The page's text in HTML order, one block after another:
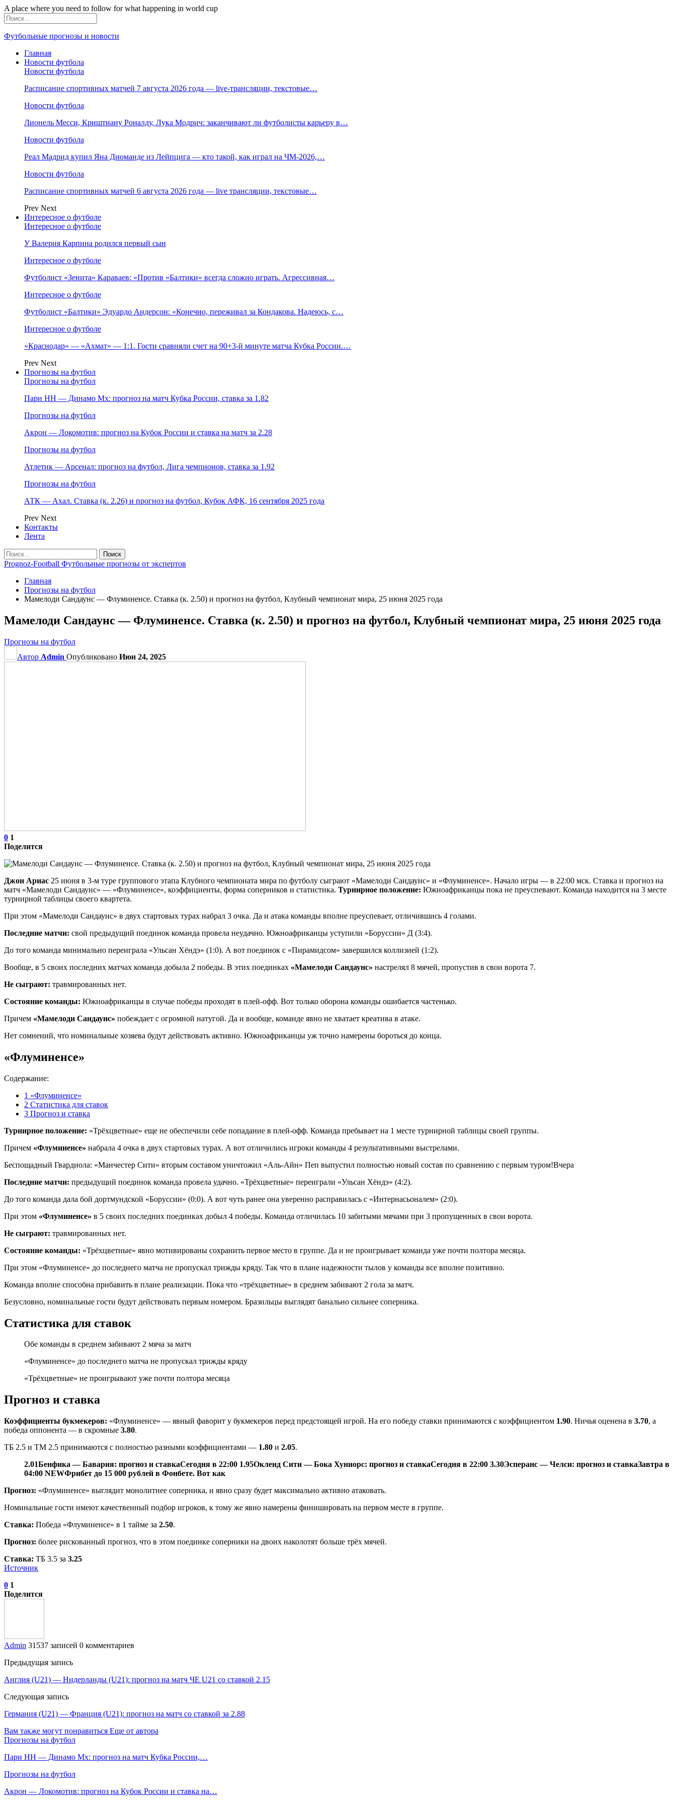
A place where you need to follow for what happening in world cup
Футбольные прогнозы и новости
Главная
Новости футбола
Новости футбола
Расписание спортивных матчей 7 августа 2026 года — live-трансляции, текстовые…
Новости футбола
Лионель Месси, Криштиану Роналду, Лука Модрич: заканчивают ли футболисты карьеру в…
Новости футбола
Реал Мадрид купил Яна Диоманде из Лейпцига — кто такой, как играл на ЧМ-2026,…
Новости футбола
Расписание спортивных матчей 6 августа 2026 года — live трансляции, текстовые…
Prev Next
Интересное о футболе
Интересное о футболе
У Валерия Карпина родился первый сын
Интересное о футболе
Футболист «Зенита» Караваев: «Против «Балтики» всегда сложно играть. Агрессивная…
Интересное о футболе
Футболист «Балтики» Эдуардо Андерсон: «Конечно, переживал за Кондакова. Надеюсь, с…
Интересное о футболе
«Краснодар» — «Ахмат» — 1:1. Гости сравняли счет на 90+3‑й минуте матча Кубка России.…
Prev Next
Прогнозы на футбол
Прогнозы на футбол
Пари НН — Динамо Мх: прогноз на матч Кубка России, ставка за 1.82
Прогнозы на футбол
Акрон — Локомотив: прогноз на Кубок России и ставка на матч за 2.28
Прогнозы на футбол
Атлетик — Арсенал: прогноз на футбол, Лига чемпионов, ставка за 1.92
Прогнозы на футбол
АТК — Ахал. Ставка (к. 2.26) и прогноз на футбол, Кубок АФК, 16 сентября 2025 года
Prev Next
Контакты
Лента
Prognoz-Football Футбольные прогнозы от экспертов
Главная
Прогнозы на футбол
Мамелоди Сандаунс — Флуминенсе. Ставка (к. 2.50) и прогноз на футбол, Клубный чемпионат мира, 25 июня 2025 года
Мамелоди Сандаунс — Флуминенсе. Ставка (к. 2.50) и прогноз на футбол, Клубный чемпионат мира, 25 июня 2025 года
Прогнозы на футбол
Автор Admin Опубликовано Июн 24, 2025
0 1
Поделится
Джон Ариас 25 июня в 3-м туре группового этапа Клубного чемпионата мира по футболу сыграют «Мамелоди Сандаунс» и «Флуминенсе». Начало игры — в 22:00 мск. Ставка и прогноз на
матч «Мамелоди Сандаунс» — «Флуминенсе», коэффициенты, форма соперников и статистика. Турнирное положение: Южноафриканцы пока не преуспевают. Команда находится на 3 месте
турнирной таблицы своего квартета.
При этом «Мамелоди Сандаунс» в двух стартовых турах набрал 3 очка. Да и атака команды вполне преуспевает, отличившись 4 голами.
Последние матчи: свой предыдущий поединок команда провела неудачно. Южноафриканцы уступили «Боруссии» Д (3:4).
До того команда минимально переиграла «Ульсан Хёндэ» (1:0). А вот поединок с «Пирамидсом» завершился коллизией (1:2).
Вообще, в 5 своих последних матчах команда добыла 2 победы. В этих поединках «Мамелоди Сандаунс» настрелял 8 мячей, пропустив в свои ворота 7.
Не сыграют: травмированных нет.
Состояние команды: Южноафриканцы в случае победы проходят в плей-офф. Вот только оборона команды ошибается частенько.
Причем «Мамелоди Сандаунс» побеждает с огромной натугой. Да и вообще, команде явно не хватает креатива в атаке.
Нет сомнений, что номинальные хозяева будут действовать активно. Южноафриканцы уж точно намерены бороться до конца.
«Флуминенсе»
Содержание:
1 «Флуминенсе»
2 Статистика для ставок
3 Прогноз и ставка
Турнирное положение: «Трёхцветные» еще не обеспечили себе попадание в плей-офф. Команда пребывает на 1 месте турнирной таблицы своей группы.
Причем «Флуминенсе» набрала 4 очка в двух стартовых турах. А вот отличились игроки команды 4 результативными выстрелами.
Беспощадный Гвардиола: «Манчестер Сити» вторым составом уничтожил «Аль-Айн» Пеп выпустил полностью новый состав по сравнению с первым туром!Вчера
Последние матчи: предыдущий поединок команда провела удачно. «Трёхцветные» переиграли «Ульсан Хёндэ» (4:2).
До того команда дала бой дортмундской «Боруссии» (0:0). А вот чуть ранее она уверенно расправилась с «Интернасьоналем» (2:0).
При этом «Флуминенсе» в 5 своих последних поединках добыл 4 победы. Команда отличилась 10 забитыми мячами при 3 пропущенных в свои ворота.
Не сыграют: травмированных нет.
Состояние команды: «Трёхцветные» явно мотивированы сохранить первое место в группе. Да и не проигрывает команда уже почти полтора месяца.
При этом «Флуминенсе» до последнего матча не пропускал трижды кряду. Так что в плане надежности тылов у команды все вполне позитивно.
Команда вполне способна прибавить в плане реализации. Пока что «трёхцветные» в среднем забивают 2 гола за матч.
Безусловно, номинальные гости будут действовать первым номером. Бразильцы выглядят банально сильнее соперника.
Статистика для ставок
Обе команды в среднем забивают 2 мяча за матч
«Флуминенсе» до последнего матча не пропускал трижды кряду
«Трёхцветные» не проигрывают уже почти полтора месяца
Прогноз и ставка
Коэффициенты букмекеров: «Флуминенсе» — явный фаворит у букмекеров перед предстоящей игрой. На его победу ставки принимаются с коэффициентом 1.90. Ничья оценена в 3.70, а
победа оппонента — в скромные 3.80.
ТБ 2.5 и ТМ 2.5 принимаются с полностью разными коэффициентами — 1.80 и 2.05.
2.01Бенфика — Бавария: прогноз и ставкаСегодня в 22:00 1.95Окленд Сити — Бока Хуниорс: прогноз и ставкаСегодня в 22:00 3.30Эсперанс — Челси: прогноз и ставкаЗавтра в
04:00 NEWФрибет до 15 000 рублей в Фонбете. Вот как
Прогноз: «Флуминенсе» выглядит монолитнее соперника, и явно сразу будет максимально активно атаковать.
Номинальные гости имеют качественный подбор игроков, к тому же явно намерены финишировать на первом месте в группе.
Ставка: Победа «Флуминенсе» в 1 тайме за 2.50.
Прогноз: более рискованный прогноз, что в этом поединке соперники на двоих наколотят больше трёх мячей.
Ставка: ТБ 3.5 за 3.25
Источник
0 1
Поделится
Admin 31537 записей 0 комментариев
Предыдущая запись
Англия (U21) — Нидерланды (U21): прогноз на матч ЧЕ U21 со ставкой 2.15
Следующая запись
Германия (U21) — Франция (U21): прогноз на матч со ставкой за 2.88
Вам также могут понравиться Еще от автора
Прогнозы на футбол
Пари НН — Динамо Мх: прогноз на матч Кубка России,…
Прогнозы на футбол
Акрон — Локомотив: прогноз на Кубок России и ставка на…